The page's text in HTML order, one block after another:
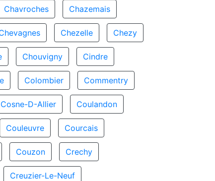
Chavroches Chazemais
Chezelle Chezy
Chouvigny Cindre
Colombier Commentry
Cosne-D-Allier Coulandon
Couleuvre Courcais
Couzon Crechy
Creuzier-Le-Neuf